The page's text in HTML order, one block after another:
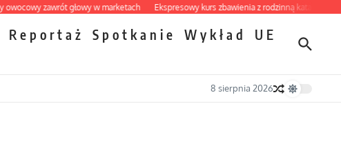
zawrót głowy w marketach Ekspresowy kurs zbawienia z rodzinną katastrofą
Reportaż Spotkanie Wykład
UE
8 sierpnia 2026